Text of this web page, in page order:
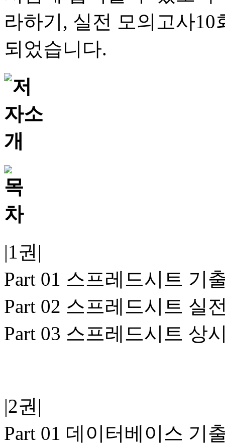
라하기, 실전 모의고사
되었습니다.
|1권|
Part 01 스프레드시트 기
Part 02 스프레드시트 실
Part 03 스프레드시트 상
|2권|
Part 01 데이터베이스 기